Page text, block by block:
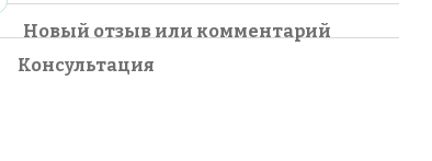
Новый отзыв или комментарий
Консультация